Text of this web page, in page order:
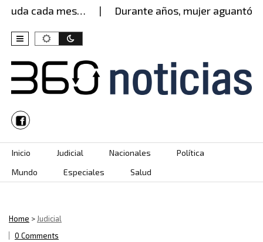
cada mes… Durante años, mujer aguantó
Skip to content
Inicio Judicial Nacionales
Política
Mundo
Especiales Salud
Home >Judicial
0 Comments